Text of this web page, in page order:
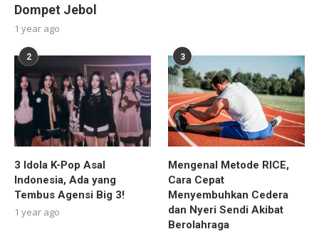
Dompet Jebol
1 year ago
2
3 Idola K-Pop Asal
Indonesia, Ada yang
Tembus Agensi Big 3!
1 year ago
3
Mengenal Metode RICE,
Cara Cepat
Menyembuhkan Cedera
dan Nyeri Sendi Akibat
Berolahraga